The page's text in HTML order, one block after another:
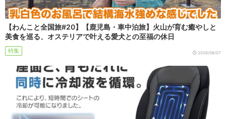
【わんこと全国旅#20】【鹿児島・車中泊旅】火山が育む癒やしと
美食を巡る、オステリアで叶える愛犬との至福の休日
特集 2026/08/07